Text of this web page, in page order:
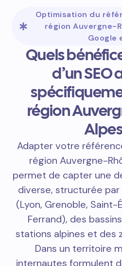
Optimisation du
région Auvergne-
Google
Quels
d’un
région
Adapter votre
région Auvergne-
permet de capter une
diverse, structurée
(Lyon, Grenoble,
Ferrand), des
stations alpines et des
Dans un territoire
internautes formulent